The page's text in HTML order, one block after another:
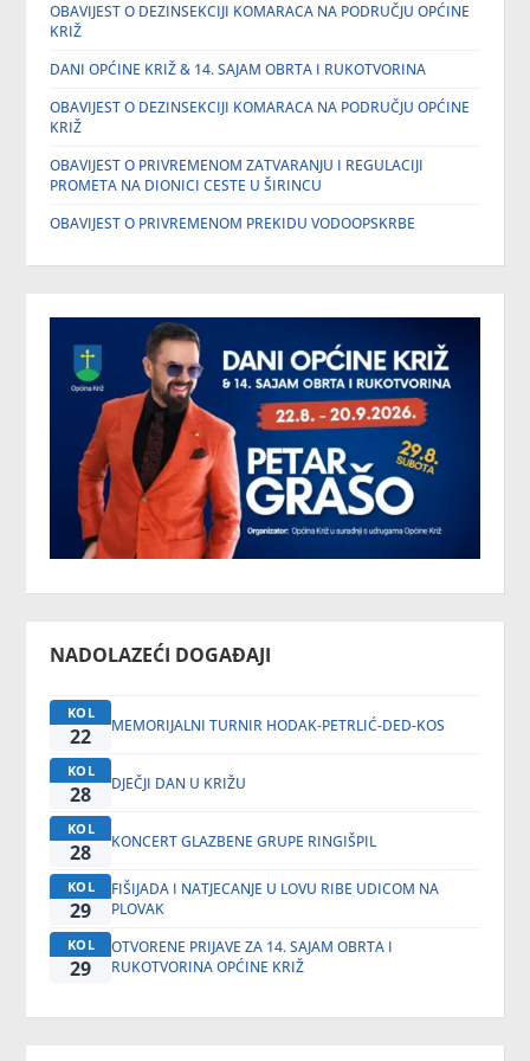
OBAVIJEST O DEZINSEKCIJI KOMARACA NA PODRUČJU OPĆINE
KRIŽ
DANI OPĆINE KRIŽ & 14. SAJAM OBRTA I RUKOTVORINA
OBAVIJEST O DEZINSEKCIJI KOMARACA NA PODRUČJU OPĆINE
KRIŽ
OBAVIJEST O PRIVREMENOM ZATVARANJU I REGULACIJI
PROMETA NA DIONICI CESTE U ŠIRINCU
OBAVIJEST O PRIVREMENOM PREKIDU VODOOPSKRBE
NADOLAZEĆI DOGAĐAJI
KOL
22 MEMORIJALNI TURNIR HODAK-PETRLIĆ-DED-KOS
KOL
28 DJEČJI DAN U KRIŽU
KOL
28 KONCERT GLAZBENE GRUPE RINGIŠPIL
KOL
29
FIŠIJADA I NATJECANJE U LOVU RIBE UDICOM NA
PLOVAK
KOL
29
OTVORENE PRIJAVE ZA 14. SAJAM OBRTA I
RUKOTVORINA OPĆINE KRIŽ